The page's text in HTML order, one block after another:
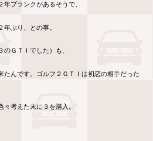
ブランクがあるそうで、
年ぶり、との事。
のＧＴＩでした）も、
たんです。ゴルフ２ＧＴＩは初恋の相手だった
考えた末に３を購入。